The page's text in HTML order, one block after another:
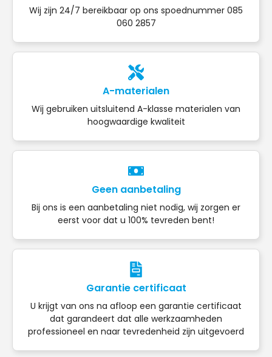
Wij zijn 24/7 bereikbaar op ons spoednummer 085
060 2857
A-materialen
Wij gebruiken uitsluitend A-klasse materialen van
hoogwaardige kwaliteit
Geen aanbetaling
Bij ons is een aanbetaling niet nodig, wij zorgen er
eerst voor dat u 100% tevreden bent!
Garantie certificaat
U krijgt van ons na afloop een garantie certificaat
dat garandeert dat alle werkzaamheden
professioneel en naar tevredenheid zijn uitgevoerd